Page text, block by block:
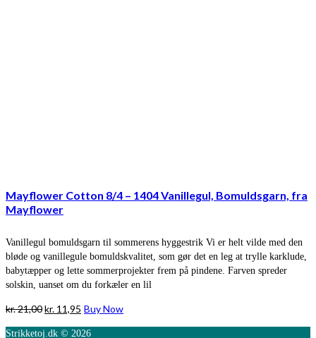
Mayflower Cotton 8/4 – 1404 Vanillegul, Bomuldsgarn, fra
Mayflower
Vanillegul bomuldsgarn til sommerens hyggestrik Vi er helt vilde med den
bløde og vanillegule bomuldskvalitet, som gør det en leg at trylle karklude,
babytæpper og lette sommerprojekter frem på pindene. Farven spreder
solskin, uanset om du forkæler en lil
kr.21,00Den
kr. 11,95 Den
Buy Now
Strikketoj.dk © 2026